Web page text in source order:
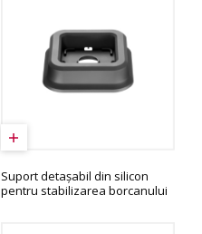
Suport detașabil din silicon
pentru stabilizarea borcanului